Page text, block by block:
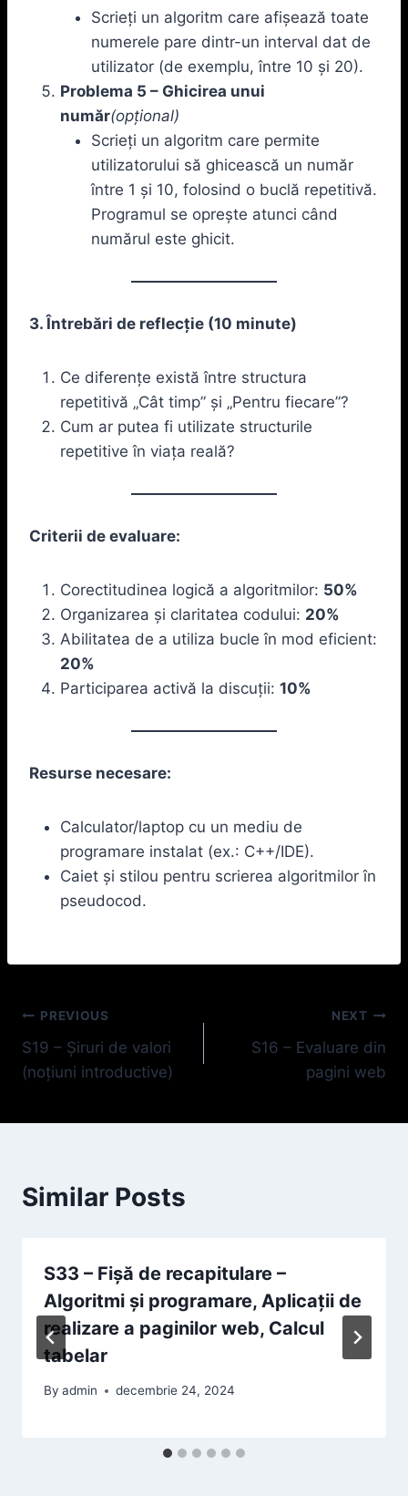
Scrieți un algoritm care afișează toate
numerele pare dintr-un interval dat de
utilizator (de exemplu, între 10 și 20).
Problema 5 – Ghicirea unui
număr(opțional)
Scrieți un algoritm care permite
utilizatorului să ghicească un număr
între 1 și 10, folosind o buclă repetitivă.
Programul se oprește atunci când
numărul este ghicit.
3. Întrebări de reflecție (10 minute)
Ce diferențe există între structura
repetitivă „Cât timp” și „Pentru fiecare”?
Cum ar putea fi utilizate structurile
repetitive în viața reală?
Criterii de evaluare:
Corectitudinea logică a algoritmilor: 50%
Organizarea și claritatea codului: 20%
Abilitatea de a utiliza bucle în mod eficient:
20%
Participarea activă la discuții: 10%
Resurse necesare:
Calculator/laptop cu un mediu de
programare instalat (ex.: C++/IDE).
Caiet și stilou pentru scrierea algoritmilor în
pseudocod.
Navigare
în
PREVIOUS
S19 – Șiruri de valori
(noțiuni introductive)
NEXT
S16 – Evaluare din
pagini web
Similar Posts
S33 – Fișă de recapitulare –
Algoritmi și programare, Aplicații de
realizare a paginilor web, Calcul
tabelar
By admin decembrie 24, 2024